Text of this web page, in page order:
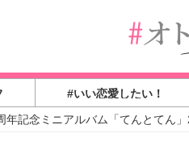
#いい恋愛したい！
年記念ミニアルバム「てんとてん